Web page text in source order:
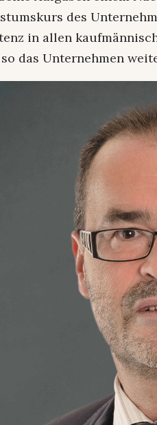
des
in allen
das Unternehmen